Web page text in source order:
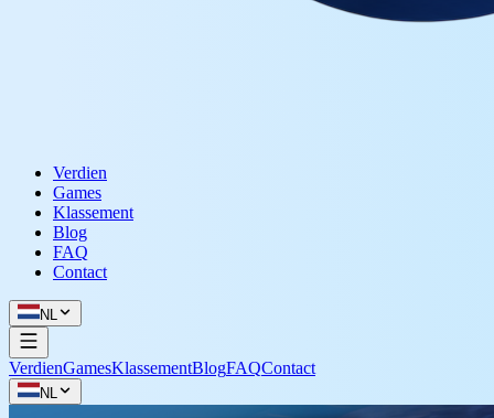
Verdien
Games
Klassement
Blog
FAQ
Contact
NL
VerdienGamesKlassementBlogFAQContact
NL